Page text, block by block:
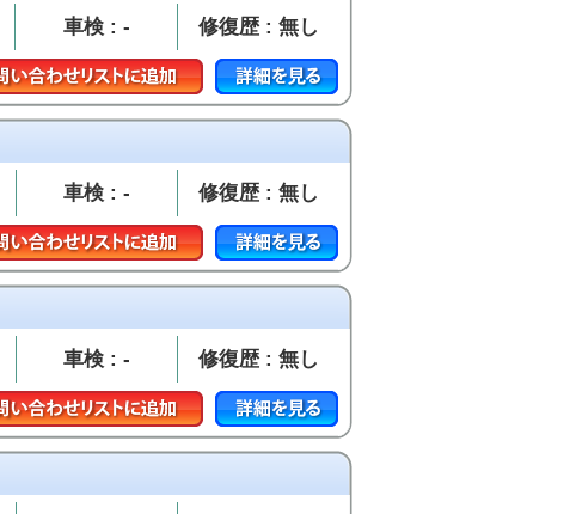
車検 : - 修復歴 : 無し
車検 : - 修復歴 : 無し
車検 : - 修復歴 : 無し